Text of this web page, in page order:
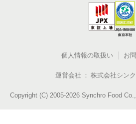
個人情報の取扱い お
運営会社 株式会社シン
Copyright (C) 2005-2026 Synchro Food